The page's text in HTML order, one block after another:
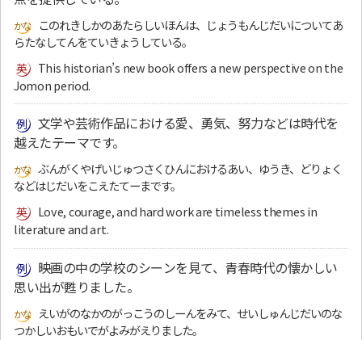
このれきしかのあたらしいほんは、じょうもんじだいについてあ
らたなしてんをていきょうしている。
This historian’s new book offers a new perspective on the
Jomon period.
文学や芸術作品における愛、勇気、努力などは時代を
越えたテーマです。
ぶんがくやげいじゅつさくひんにおけるあい、ゆうき、どりょく
などはじだいをこえたてーまです。
Love, courage, and hard work are timeless themes in
literature and art.
映画の中の学校のシーンを見て、青春時代の懐かしい
思い出が甦りました。
えいがのなかのがっこうのしーんをみて、せいしゅんじだいのな
つかしいおもいでがよみがえりました。